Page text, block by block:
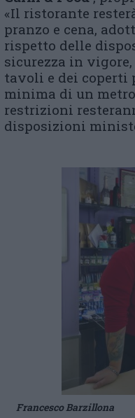
«Il ristorante
pranzo e cena,
rispetto delle
sicurezza in
tavoli e dei coperti
minima di un
restrizioni
disposizioni
Francesco Barzillona